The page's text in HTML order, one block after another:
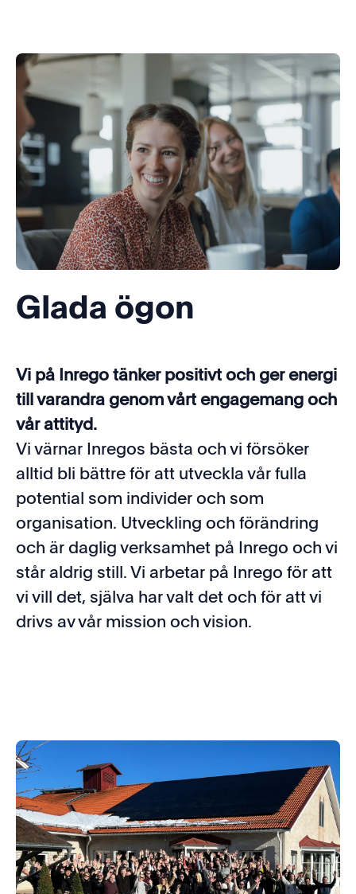
Glada ögon
Vi på Inrego tänker positivt och ger energi
till varandra genom vårt engagemang och
vår attityd.
Vi värnar Inregos bästa och vi försöker
alltid bli bättre för att utveckla vår fulla
potential som individer och som
organisation. Utveckling och förändring
och är daglig verksamhet på Inrego och vi
står aldrig still. Vi arbetar på Inrego för att
vi vill det, själva har valt det och för att vi
drivs av vår mission och vision.